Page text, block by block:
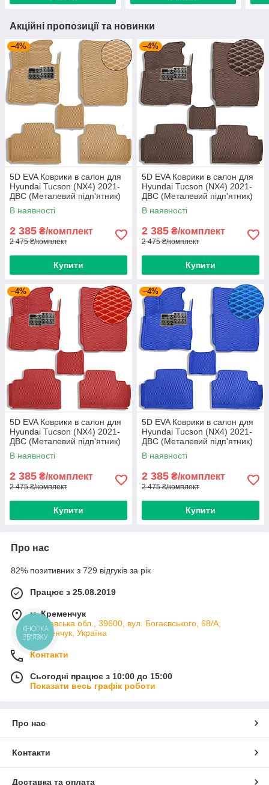
Акційні пропозиції та новинки
–4%
5D EVA Коврики в салон для
Hyundai Tucson (NX4) 2021-
ДВС (Металевий підп'ятник)
Бежевый-Бежевий кант 5 шт
В наявності
2 385 ₴/комплект
2 475 ₴/комплект
Купити
–4%
5D EVA Коврики в салон для
Hyundai Tucson (NX4) 2021-
ДВС (Металевий підп'ятник)
Коричневі 5 шт
В наявності
2 385 ₴/комплект
2 475 ₴/комплект
Купити
–4%
5D EVA Коврики в салон для
Hyundai Tucson (NX4) 2021-
ДВС (Металевий підп'ятник)
Червоні 5 шт
В наявності
2 385 ₴/комплект
2 475 ₴/комплект
Купити
–4%
5D EVA Коврики в салон для
Hyundai Tucson (NX4) 2021-
ДВС (Металевий підп'ятник)
Синий-Синій кант 5 шт
В наявності
2 385 ₴/комплект
2 475 ₴/комплект
Купити
Про нас
82% позитивних з 729 відгуків за рік
Працює з 25.08.2019
м. Кременчук
Полтавська обл., 39600, вул. Богаєвського, 68/А,
Кременчук, Україна
Контакти
Сьогодні працює з 10:00 до 15:00
Показати весь графік роботи
Про нас
Контакти
Доставка та оплата
КНОПКА
ЗВ'ЯЗКУ